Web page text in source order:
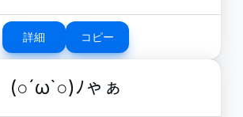
詳細 コピー
(○´ω`○)ﾉゃぁ